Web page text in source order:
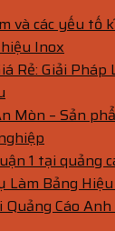
và các yếu tố
Inox
Rẻ: Giải
Mòn – Sản
1 tại quảng
Làm Bảng
Cáo